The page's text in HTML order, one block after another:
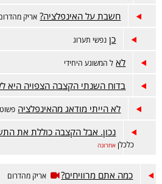
חשבת על האינפלציה? אריק
כן נפשי תערוג
לא ל המשוגע היחידי
בדוח השנתי הקצבה הצפויה היא
לא הייתי מודאג מהאינפלציה
נכון. אבל הקצבה כוללת את
כלכלן אחרונה
כמה אתם מרוויחים? אריק מהדרום